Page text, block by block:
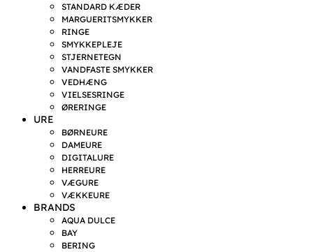
STANDARD KÆDER
MARGUERITSMYKKER
RINGE
SMYKKEPLEJE
STJERNETEGN
VANDFASTE SMYKKER
VEDHÆNG
VIELSESRINGE
ØRERINGE
URE
BØRNEURE
DAMEURE
DIGITALURE
HERREURE
VÆGURE
VÆKKEURE
BRANDS
AQUA DULCE
BAY
BERING